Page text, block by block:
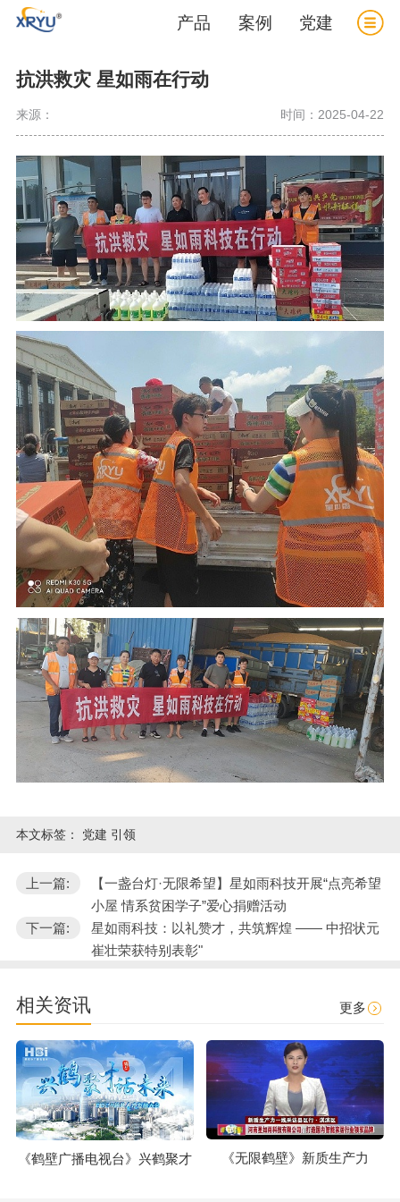
产品 案例 党建
抗洪救灾 星如雨在行动
来源： 时间：2025-04-22
本文标签： 党建 引领
上一篇:
【一盏台灯·无限希望】星如雨科技开展“点亮希望
小屋 情系贫困学子”爱心捐赠活动
下一篇:
星如雨科技：以礼赞才，共筑辉煌 —— 中招状元
崔壮荣获特别表彰"
相关资讯 更多
《鹤壁广播电视台》兴鹤聚才 《无限鹤壁》新质生产力